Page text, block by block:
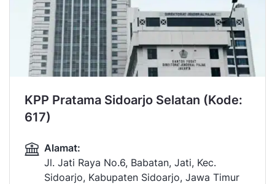
KPP Pratama Sidoarjo Selatan (Kode:
617)
Alamat:
Jl. Jati Raya No.6, Babatan, Jati, Kec.
Sidoarjo, Kabupaten Sidoarjo, Jawa Timur